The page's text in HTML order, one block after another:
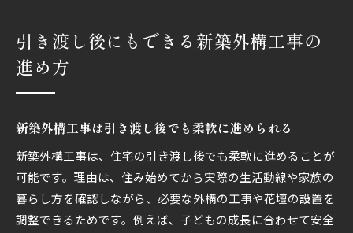
引き渡し後にもできる新築外構工事の
進め方
新築外構工事は引き渡し後でも柔軟に進められる
新築外構工事は、住宅の引き渡し後でも柔軟に進めることが
可能です。理由は、住み始めてから実際の生活動線や家族の
暮らし方を確認しながら、必要な外構の工事や花壇の設置を
調整できるためです。例えば、子どもの成長に合わせて安全